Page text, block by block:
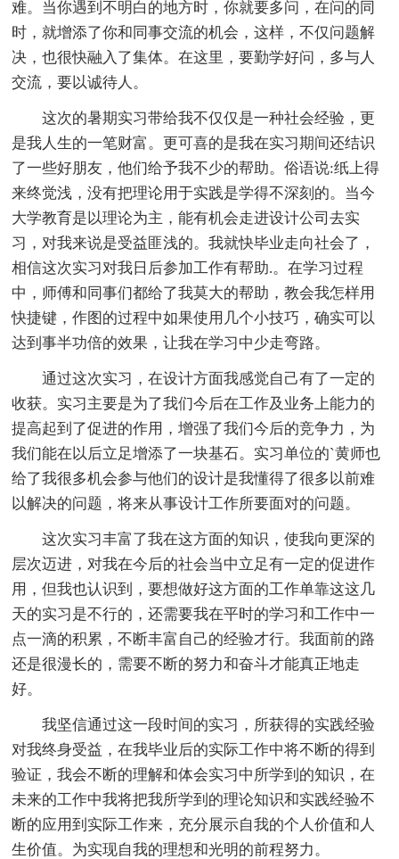
难。当你遇到不明白的地方时，你就要多问，在问的同
时，就增添了你和同事交流的机会，这样，不仅问题解
决，也很快融入了集体。在这里，要勤学好问，多与人
交流，要以诚待人。
这次的暑期实习带给我不仅仅是一种社会经验，更
是我人生的一笔财富。更可喜的是我在实习期间还结识
了一些好朋友，他们给予我不少的帮助。俗语说:纸上得
来终觉浅，没有把理论用于实践是学得不深刻的。当今
大学教育是以理论为主，能有机会走进设计公司去实
习，对我来说是受益匪浅的。我就快毕业走向社会了，
相信这次实习对我日后参加工作有帮助.。在学习过程
中，师傅和同事们都给了我莫大的帮助，教会我怎样用
快捷键，作图的过程中如果使用几个小技巧，确实可以
达到事半功倍的效果，让我在学习中少走弯路。
通过这次实习，在设计方面我感觉自己有了一定的
收获。实习主要是为了我们今后在工作及业务上能力的
提高起到了促进的作用，增强了我们今后的竞争力，为
我们能在以后立足增添了一块基石。实习单位的`黄师也
给了我很多机会参与他们的设计是我懂得了很多以前难
以解决的问题，将来从事设计工作所要面对的问题。
这次实习丰富了我在这方面的知识，使我向更深的
层次迈进，对我在今后的社会当中立足有一定的促进作
用，但我也认识到，要想做好这方面的工作单靠这这几
天的实习是不行的，还需要我在平时的学习和工作中一
点一滴的积累，不断丰富自己的经验才行。我面前的路
还是很漫长的，需要不断的努力和奋斗才能真正地走
好。
我坚信通过这一段时间的实习，所获得的实践经验
对我终身受益，在我毕业后的实际工作中将不断的得到
验证，我会不断的理解和体会实习中所学到的知识，在
未来的工作中我将把我所学到的理论知识和实践经验不
断的应用到实际工作来，充分展示自我的个人价值和人
生价值。为实现自我的理想和光明的前程努力。